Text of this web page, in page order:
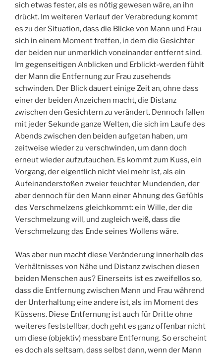
sich etwas fester, als es nötig gewesen wäre, an ihn
drückt. Im weiteren Verlauf der Verabredung kommt
es zu der Situation, dass die Blicke von Mann und Frau
sich in einem Moment treffen, in dem die Gesichter
der beiden nur unmerklich voneinander entfernt sind.
Im gegenseitigen Anblicken und Erblickt-werden fühlt
der Mann die Entfernung zur Frau zusehends
schwinden. Der Blick dauert einige Zeit an, ohne dass
einer der beiden Anzeichen macht, die Distanz
zwischen den Gesichtern zu verändert. Dennoch fallen
mit jeder Sekunde ganze Welten, die sich im Laufe des
Abends zwischen den beiden aufgetan haben, um
zeitweise wieder zu verschwinden, um dann doch
erneut wieder aufzutauchen. Es kommt zum Kuss, ein
Vorgang, der eigentlich nicht viel mehr ist, als ein
Aufeinanderstoßen zweier feuchter Mundenden, der
aber dennoch für den Mann einer Ahnung des Gefühls
des Verschmelzens gleichkommt: ein Wille, der die
Verschmelzung will, und zugleich weiß, dass die
Verschmelzung das Ende seines Wollens wäre.
Was aber nun macht diese Veränderung innerhalb des
Verhältnisses von Nähe und Distanz zwischen diesen
beiden Menschen aus? Einerseits ist es zweifellos so,
dass die Entfernung zwischen Mann und Frau während
der Unterhaltung eine andere ist, als im Moment des
Küssens. Diese Entfernung ist auch für Dritte ohne
weiteres feststellbar, doch geht es ganz offenbar nicht
um diese (objektiv) messbare Entfernung. So erscheint
es doch als seltsam, dass selbst dann, wenn der Mann